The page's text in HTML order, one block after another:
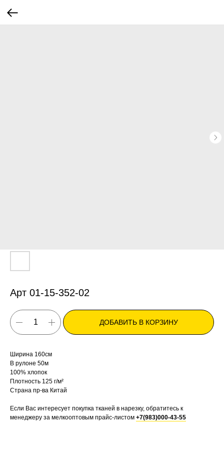
Арт 01-15-352-02
ДОБАВИТЬ В КОРЗИНУ
Ширина 160см
В рулоне 50м
100% хлопок
Плотность 125 г/м²
Страна пр-ва Китай
Если Вас интересует покупка тканей в нарезку, обратитесь к
менеджеру за мелкооптовым прайс-листом +7(983)000-43-55